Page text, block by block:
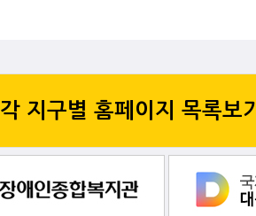
각 지구별 홈페이지 목록보기